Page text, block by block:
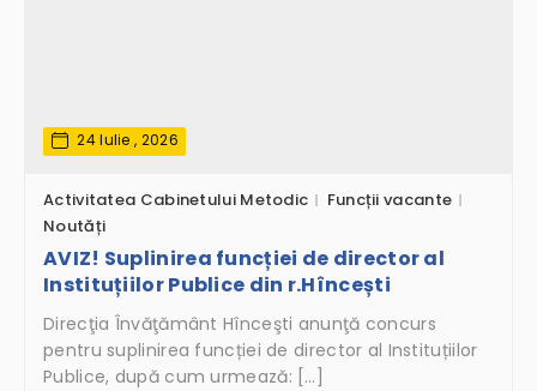
24 Iulie , 2026
Activitatea Cabinetului Metodic
Funcții vacante
Noutăți
AVIZ! Suplinirea funcției de director al
Instituțiilor Publice din r.Hîncești
Direcţia Învăţământ Hînceşti anunţă concurs
pentru suplinirea funcției de director al Instituțiilor
Publice, după cum urmează: […]